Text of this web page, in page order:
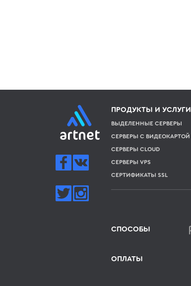
ПРОДУКТЫ И УСЛУГИ
ВЫДЕЛЕННЫЕ СЕРВЕРЫ
СЕРВЕРЫ С ВИДЕОКАРТОЙ
СЕРВЕРЫ CLOUD
СЕРВЕРЫ VPS
СЕРТИФИКАТЫ SSL
СПОСОБЫ
ОПЛАТЫ